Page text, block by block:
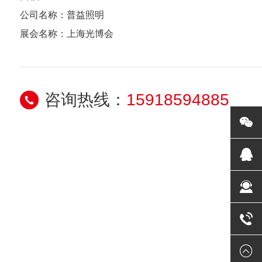
公司名称：普益照明
展会名称：上海光博会
咨询热线： 15918594885
微
在
QQ